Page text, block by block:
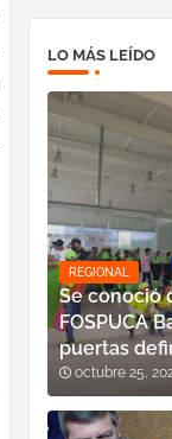
LO MÁS LEÍDO
REGIONAL
Se conoció
FOSPUCA
puertas
octubre 25,